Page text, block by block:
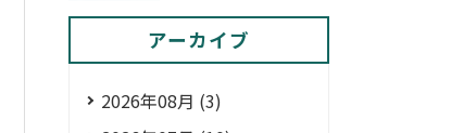
アーカイブ
2026年08月 (3)